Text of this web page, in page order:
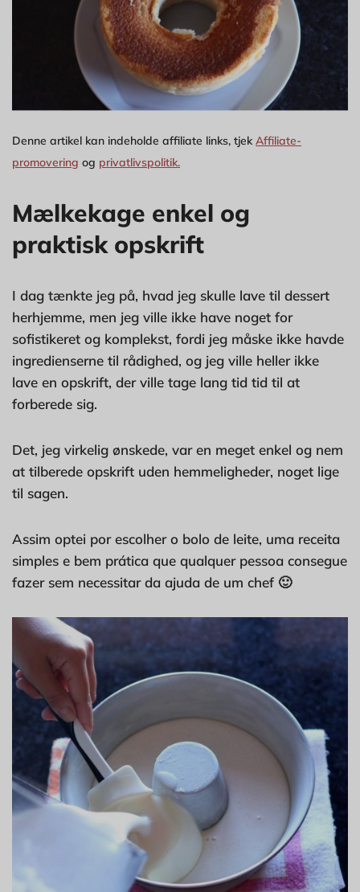
Denne artikel kan indeholde affiliate links, tjek Affiliate-
promovering og privatlivspolitik.
Mælkekage enkel og
praktisk opskrift
I dag tænkte jeg på, hvad jeg skulle lave til dessert
herhjemme, men jeg ville ikke have noget for
sofistikeret og komplekst, fordi jeg måske ikke havde
ingredienserne til rådighed, og jeg ville heller ikke
lave en opskrift, der ville tage lang tid tid til at
forberede sig.
Det, jeg virkelig ønskede, var en meget enkel og nem
at tilberede opskrift uden hemmeligheder, noget lige
til sagen.
Assim optei por escolher o bolo de leite, uma receita
simples e bem prática que qualquer pessoa consegue
fazer sem necessitar da ajuda de um chef 🙂